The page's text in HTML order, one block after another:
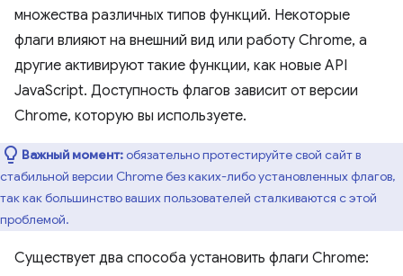
множества различных типов функций. Некоторые
флаги влияют на внешний вид или работу Chrome, а
другие активируют такие функции, как новые API
JavaScript. Доступность флагов зависит от версии
Chrome, которую вы используете.
Важный момент:обязательно протестируйте свой сайт в
стабильной версии Chrome без каких-либо установленных флагов,
так как большинство ваших пользователей сталкиваются с этой
проблемой.
Существует два способа установить флаги Chrome: